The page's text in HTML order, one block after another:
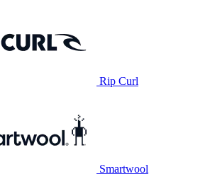
Rip Curl
Smartwool